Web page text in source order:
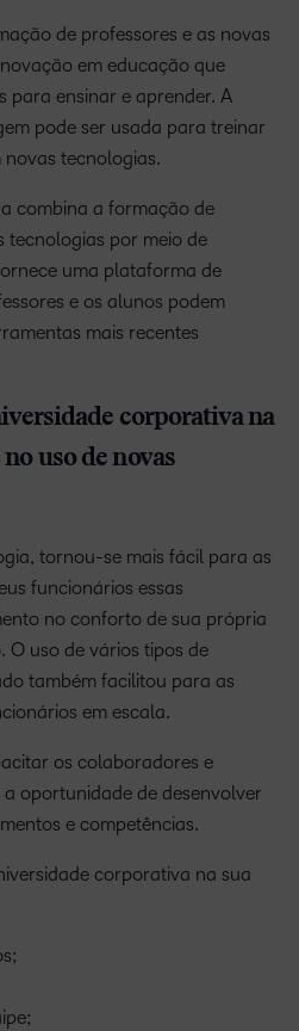
de professores e as novas
em educação que
para ensinar e aprender. A
pode ser usada para treinar
novas tecnologias.
combina a formação de
tecnologias por meio de
uma plataforma de
e os alunos podem
mais recentes
corporativa na
uso de novas
tornou-se mais fácil para as
funcionários essas
no conforto de sua própria
uso de vários tipos de
também facilitou para as
em escala.
os colaboradores e
oportunidade de desenvolver
e competências.
corporativa na sua